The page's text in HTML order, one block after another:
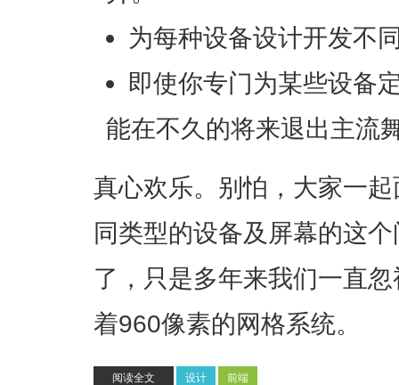
为每种设备设计开发不
即使你专门为某些设备
能在不久的将来退出主流
真心欢乐。别怕，大家一
同类型的设备及屏幕的这
了，只是多年来我们一直
着960像素的网格系统。
阅读全文 设计 前端